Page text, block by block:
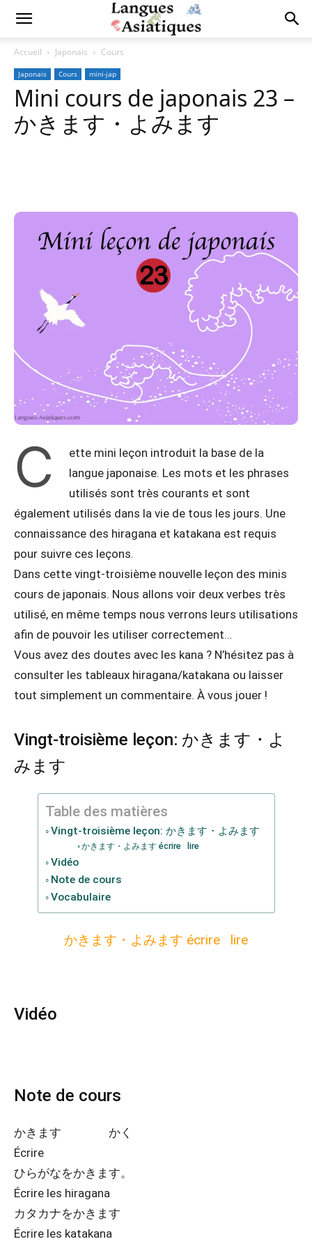
Accueil Japonais Cours
Japonais Cours mini-jap
Mini cours de japonais 23 –
かきます・よみます
C
ette mini leçon introduit la base de la
langue japonaise. Les mots et les phrases
utilisés sont très courants et sont
également utilisés dans la vie de tous les jours. Une
connaissance des hiragana et katakana est requis
pour suivre ces leçons.
Dans cette vingt-troisième nouvelle leçon des minis
cours de japonais. Nous allons voir deux verbes très
utilisé, en même temps nous verrons leurs utilisations
afin de pouvoir les utiliser correctement…
Vous avez des doutes avec les kana ? N’hésitez pas à
consulter les tableaux hiragana/katakana ou laisser
tout simplement un commentaire. À vous jouer !
Vingt-troisième leçon: かきます・よ
みます
Table des matières
Vingt-troisième leçon: かきます・よみます
かきます・よみます écrire lire
Vidéo
Note de cours
Vocabulaire
かきます・よみます écrire lire
Vidéo
Note de cours
かきます かく
Écrire
ひらがなをかきます。
Écrire les hiragana
カタカナをかきます
Écrire les katakana